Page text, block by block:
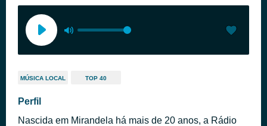
MÚSICA LOCAL TOP 40
Perfil
Nascida em Mirandela há mais de 20 anos, a Rádio